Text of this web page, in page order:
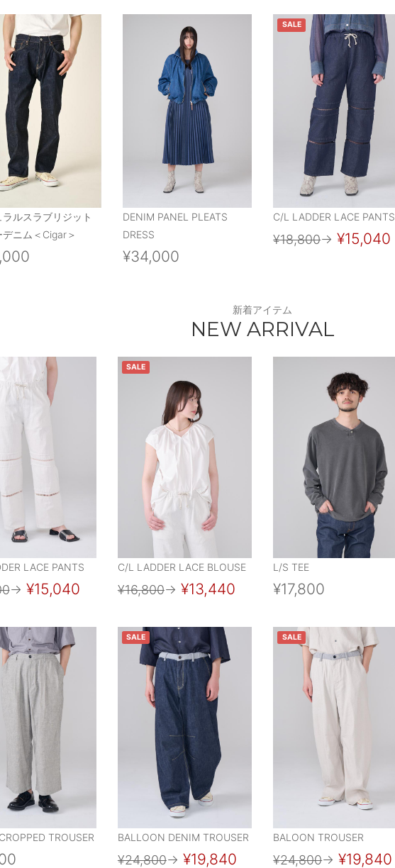
ルスラブリジット
ニム＜Cigar＞
DENIM PANEL PLEATS
DRESS
¥34,000
SALE
C/L LADDER LACE PANTS
¥18,800→ ¥15,040
新着アイテム
NEW ARRIVAL
LACE PANTS
→ ¥15,040
SALE
C/L LADDER LACE BLOUSE
¥16,800→ ¥13,440
L/S TEE
¥17,800
TROUSER
SALE
BALLOON DENIM TROUSER
¥24,800→ ¥19,840
SALE
BALOON TROUSER
¥24,800→ ¥19,840